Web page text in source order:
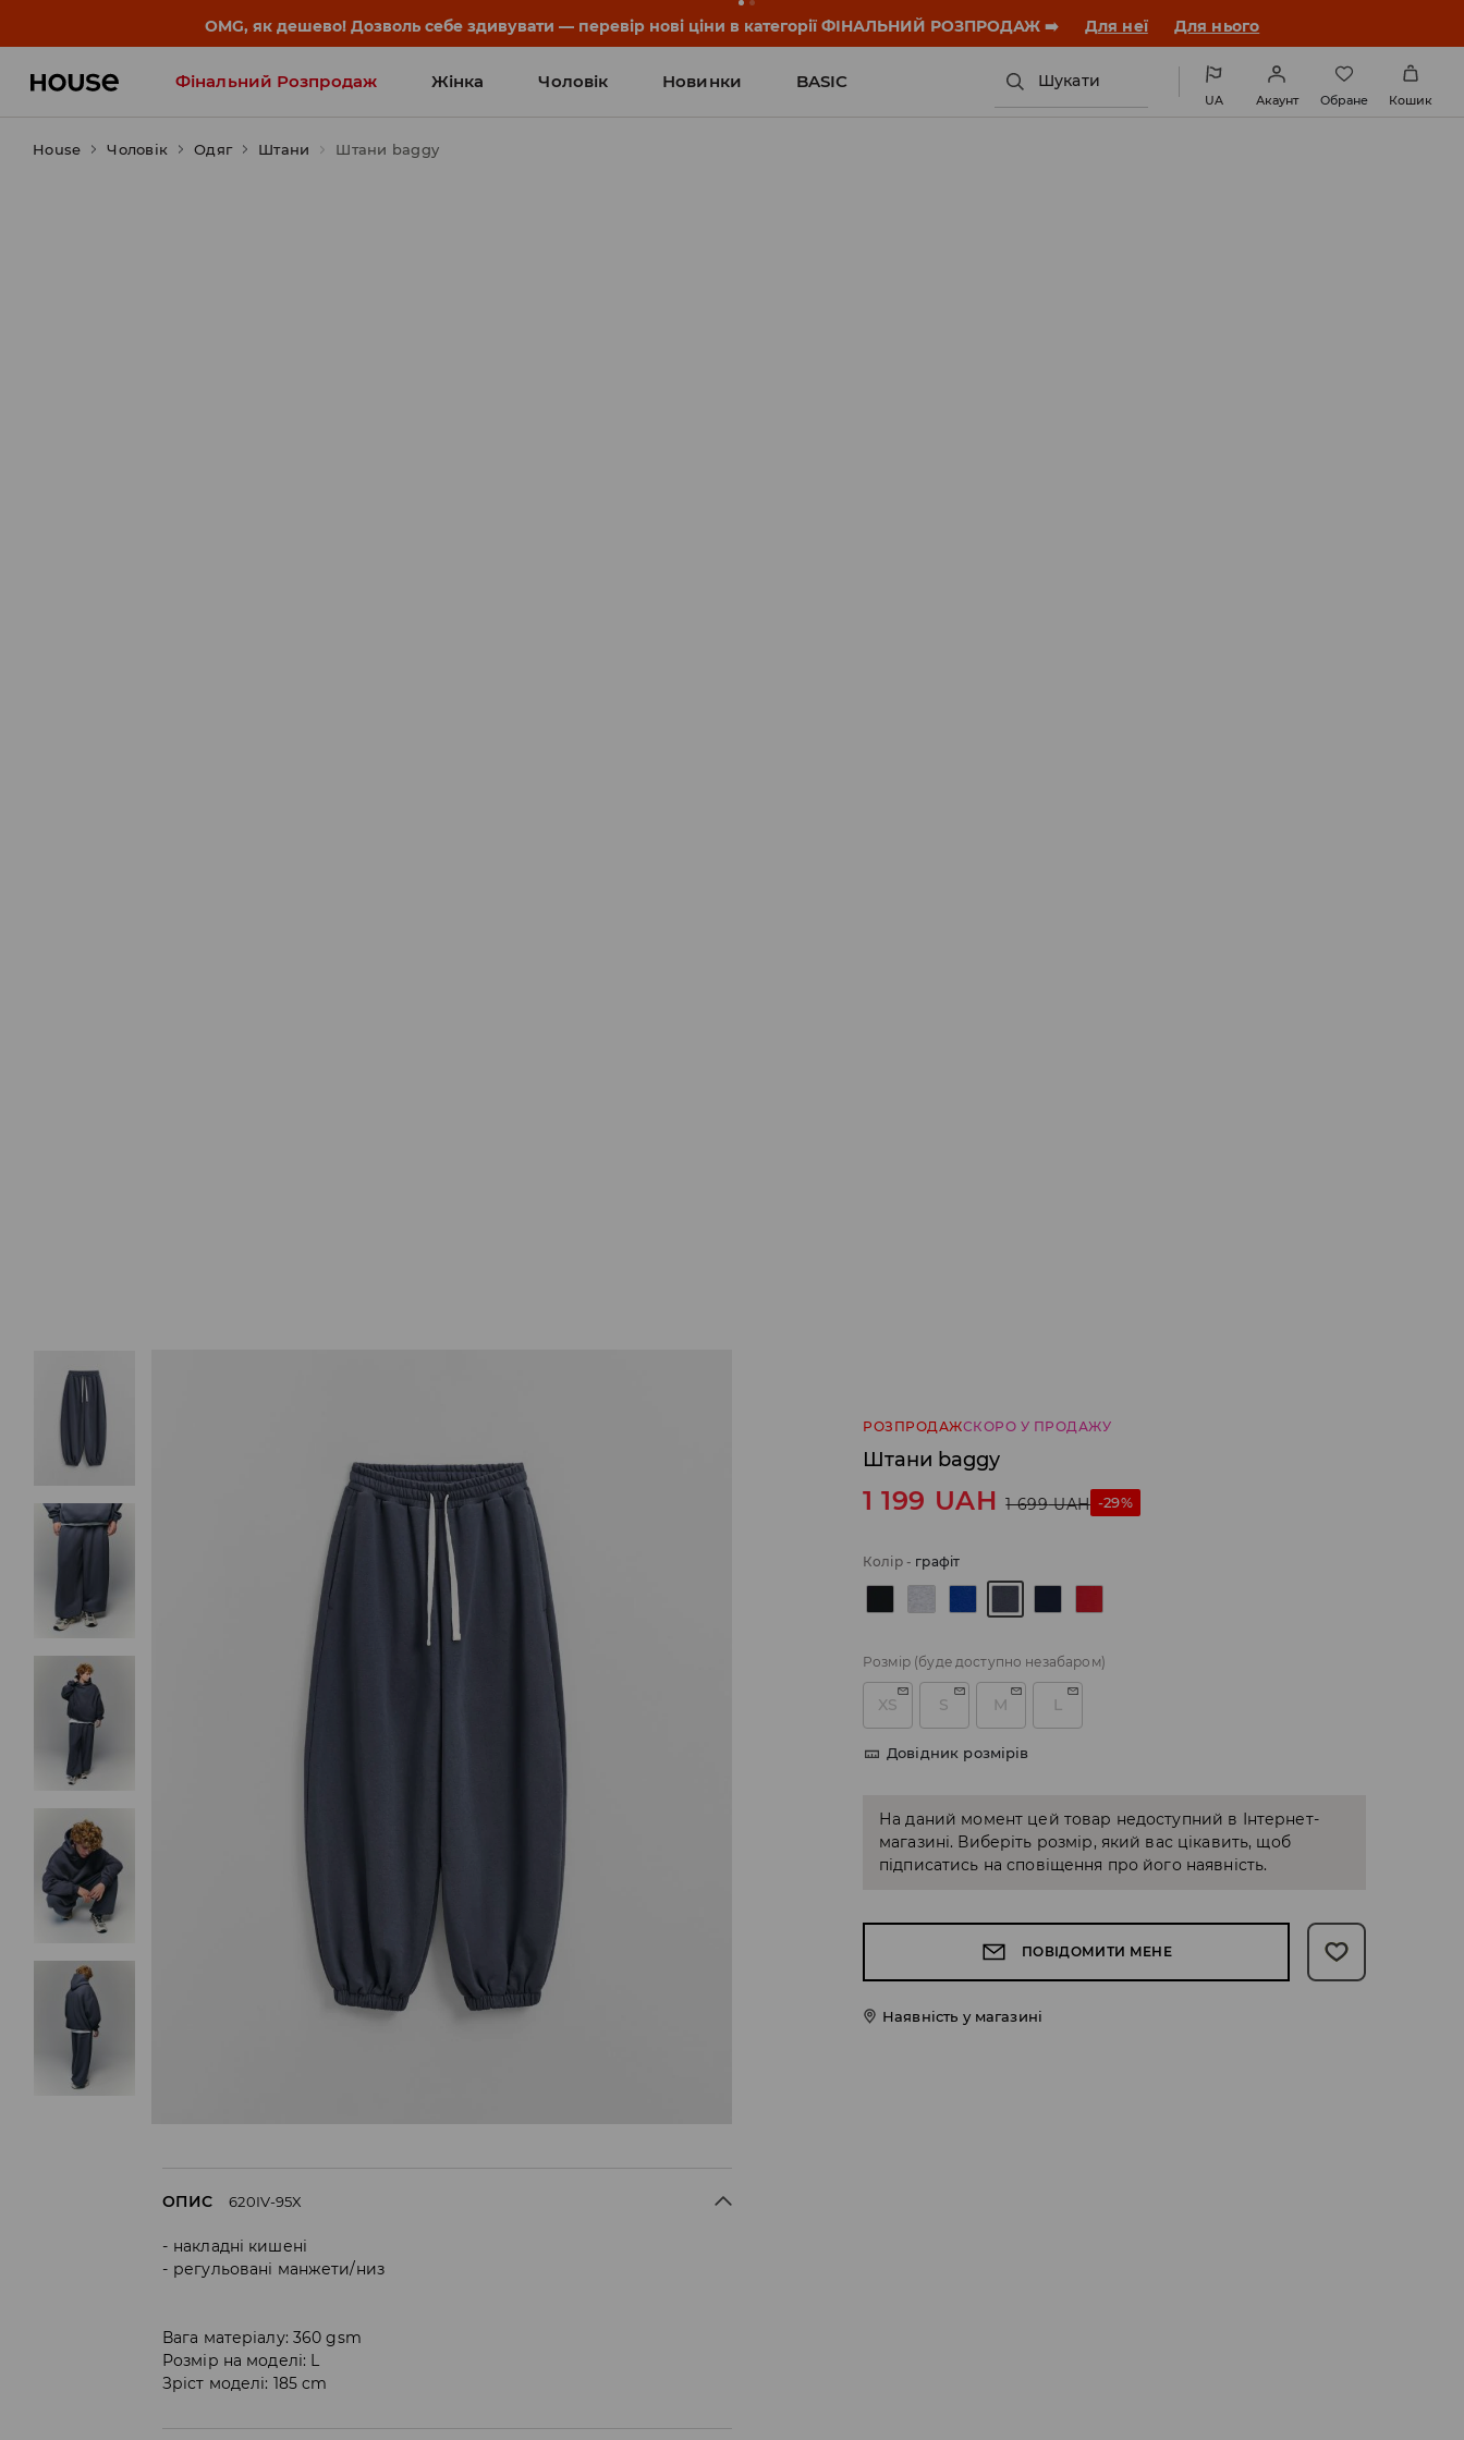
-30% на ПРОДУКТ ДНЯ 🛍️ Купон та деталі акції знайдеш у своєму обліковому записі 💸 ЗАВАНТАЖИТИ ДОДАТОК
Фінальний Розпродаж Жінка Чоловік Новинки BASIC
Influencers' Faves
Шукати
UA Акаунт Обране Кошик
House Чоловік Одяг Штани Штани baggy
РОЗПРОДАЖСКОРО У ПРОДАЖУ
Штани baggy
1 199 UAH 1 699 UAH -29%
Колір- графіт
Розмір (буде доступно незабаром)
XS S M L
Довідник розмірів
На даний момент цей товар недоступний в Інтернет-
магазині. Виберіть розмір, який вас цікавить, щоб
підписатись на сповіщення про його наявність.
ПОВІДОМИТИ МЕНЕ
Наявність у магазині
ОПИС 620IV-95X
накладні кишені
регульовані манжети/низ
Вага матеріалу: 360 gsm
Розмір на моделі: L
Зріст моделі: 185 cm